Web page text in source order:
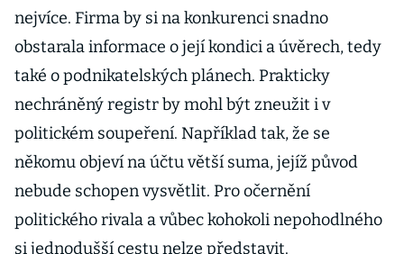
nejvíce. Firma by si na konkurenci snadno
obstarala informace o její kondici a úvěrech, tedy
také o podnikatelských plánech. Prakticky
nechráněný registr by mohl být zneužit i v
politickém soupeření. Například tak, že se
někomu objeví na účtu větší suma, jejíž původ
nebude schopen vysvětlit. Pro očernění
politického rivala a vůbec kohokoli nepohodlného
si jednodušší cestu nelze představit.